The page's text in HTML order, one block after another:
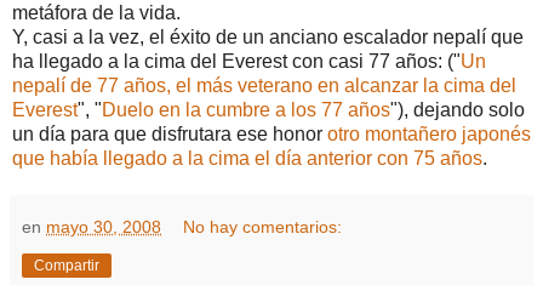
metáfora de la vida.
Y, casi a la vez, el éxito de un anciano escalador nepalí que
ha llegado a la cima del Everest con casi 77 años: ("Un
nepalí de 77 años, el más veterano en alcanzar la cima del
Everest", "Duelo en la cumbre a los 77 años"), dejando solo
un día para que disfrutara ese honor otro montañero japonés
que había
llegado a la cima el día anterior con 75 años.
en mayo 30, 2008 No hay comentarios:
Compartir